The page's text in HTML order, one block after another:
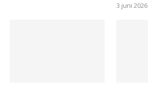
3 juni 2026